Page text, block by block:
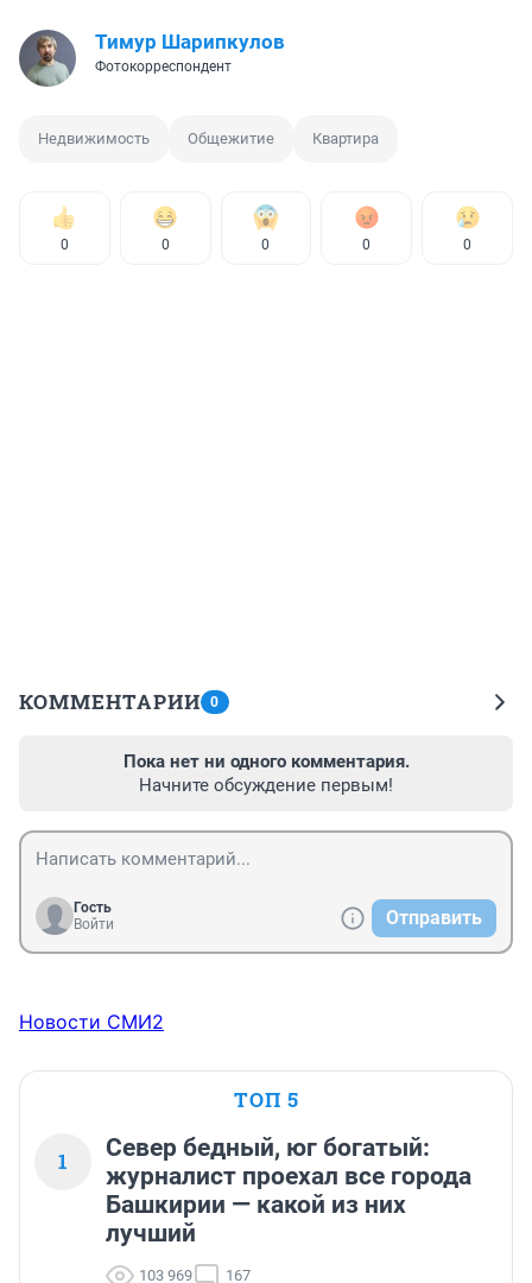
Тимур Шарипкулов
Фотокорреспондент
Недвижимость Общежитие Квартира
0 0 0 0 0
КОММЕНТАРИИ 0
Пока нет ни одного комментария.
Начните обсуждение первым!
Гость
Войти
Отправить
Новости СМИ2
ТОП 5
1
Север бедный, юг богатый:
журналист проехал все города
Башкирии — какой из них
лучший
103 969 167